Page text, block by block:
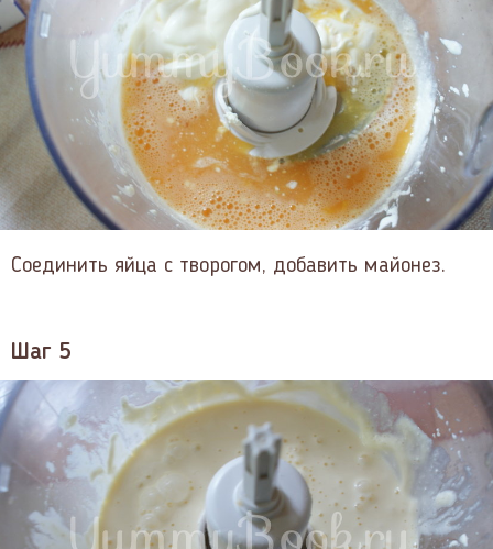
Соединить яйца с творогом, добавить майонез.
Шаг 5